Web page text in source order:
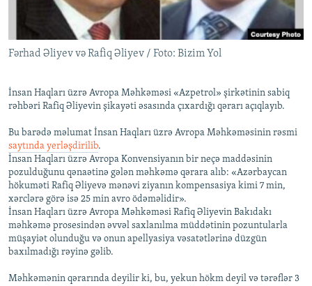
KARIKATURA
İSLAM VƏ DEMOKRATIYA
İZ - MƏDƏNIYYƏT PROQRAMI
PEŞƏ ETIKASI VƏ JURNALISTIKA STANDARTLARIMIZ
MATERIALLARIMIZDAN ISTIFADƏ
AZADLIQRADIOSU MOBIL TELEFONUNUZDA
XƏBƏR BÜLLETENLƏRIMIZ
RFE/RL-in bütün saytları
Fərhad Əliyev və Rafiq Əliyev / Foto: Bizim Yol
İnsan Haqları üzrə Avropa Məhkəməsi «Azpetrol» şirkətinin sabiq
rəhbəri Rafiq Əliyevin şikayəti əsasında çıxardığı qərarı açıqlayıb.
Bu barədə məlumat İnsan Haqları üzrə Avropa Məhkəməsinin rəsmi
saytında yerləşdirilib.
İnsan Haqları üzrə Avropa Konvensiyanın bir neçə maddəsinin
pozulduğunu qənaətinə gələn məhkəmə qərara alıb: «Azərbaycan
hökuməti Rafiq Əliyevə mənəvi ziyanın kompensasiya kimi 7 min,
xərclərə görə isə 25 min avro ödəməlidir».
İnsan Haqları üzrə Avropa Məhkəməsi Rafiq Əliyevin Bakıdakı
məhkəmə prosesindən əvvəl saxlanılma müddətinin pozuntularla
müşayiət olunduğu və onun apellyasiya vəsatətlərinə düzgün
baxılmadığı rəyinə gəlib.
Məhkəmənin qərarında deyilir ki, bu, yekun hökm deyil və tərəflər 3